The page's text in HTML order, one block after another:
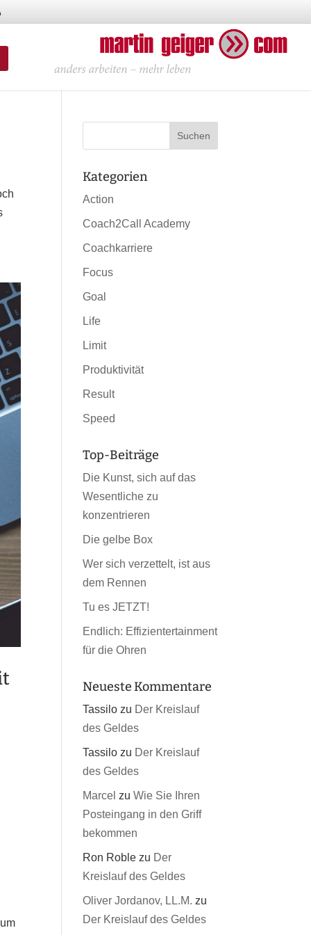
Kategorien
Action
Coach2Call Academy
Coachkarriere
Focus
Goal
Life
Limit
Produktivität
Result
Speed
Top-Beiträge
Die Kunst, sich auf das
Wesentliche zu
konzentrieren
Die gelbe Box
Wer sich verzettelt, ist aus
dem Rennen
Tu es JETZT!
Endlich: Effizientertainment
für die Ohren
Neueste Kommentare
Tassilo zu Der Kreislauf
des Geldes
Tassilo zu Der Kreislauf
des Geldes
Marcel zuWie Sie Ihren
Posteingang in den Griff
bekommen
Ron Roble zu Der
Kreislauf des Geldes
Oliver Jordanov, LL.M. zu
Der Kreislauf des Geldes